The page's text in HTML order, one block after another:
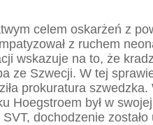
celem oskarżeń z
z ruchem
wskazuje na to, że
ze Szwecji. W tej
prokuratura
Hoegstroem był w
dochodzenie